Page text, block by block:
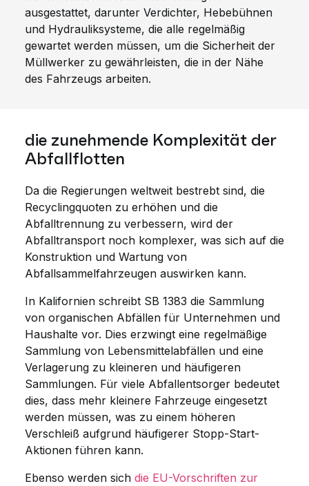
ausgestattet, darunter Verdichter, Hebebühnen
und Hydrauliksysteme, die alle regelmäßig
gewartet werden müssen, um die Sicherheit der
Müllwerker zu gewährleisten, die in der Nähe
des Fahrzeugs arbeiten.
die zunehmende Komplexität der
Abfallflotten
Da die Regierungen weltweit bestrebt sind, die
Recyclingquoten zu erhöhen und die
Abfalltrennung zu verbessern, wird der
Abfalltransport noch komplexer, was sich auf die
Konstruktion und Wartung von
Abfallsammelfahrzeugen auswirken kann.
In Kalifornien schreibt SB 1383 die Sammlung
von organischen Abfällen für Unternehmen und
Haushalte vor. Dies erzwingt eine regelmäßige
Sammlung von Lebensmittelabfällen und eine
Verlagerung zu kleineren und häufigeren
Sammlungen. Für viele Abfallentsorger bedeutet
dies, dass mehr kleinere Fahrzeuge eingesetzt
werden müssen, was zu einem höheren
Verschleiß aufgrund häufigerer Stopp-Start-
Aktionen führen kann.
Ebenso werden sich die EU-Vorschriften zur